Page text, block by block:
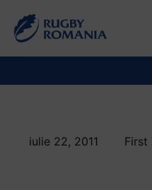
iulie 22, 2011 First